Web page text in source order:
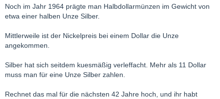
Noch im Jahr 1964 prägte man Halbdollarmünzen im Gewicht von
etwa einer halben Unze Silber.
Mittlerweile ist der Nickelpreis bei einem Dollar die Unze
angekommen.
Silber hat sich seitdem kuesmäßig verleffacht. Mehr als 11 Dollar
muss man für eine Unze Silber zahlen.
Rechnet das mal für die nächsten 42 Jahre hoch, und ihr habt